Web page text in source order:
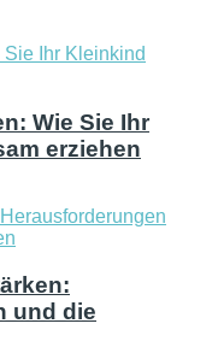
Wie Sie Ihr
erziehen
und die